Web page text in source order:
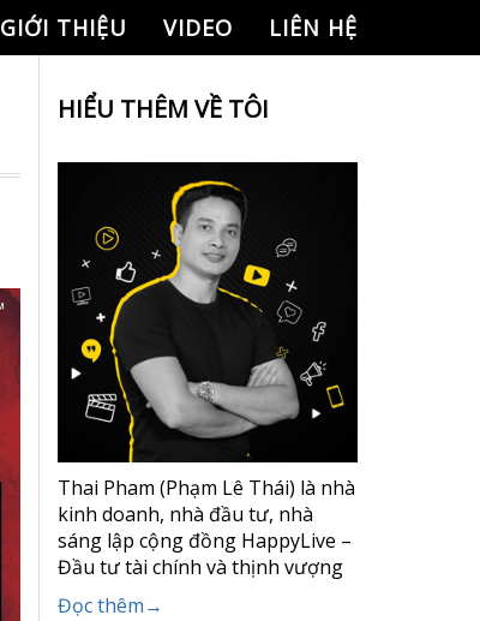
GIỚI THIỆU VIDEO LIÊN HỆ
HIỂU THÊM VỀ TÔI
Thai Pham (Phạm Lê Thái) là nhà
kinh doanh, nhà đầu tư, nhà
sáng lập cộng đồng HappyLive –
Đầu tư tài chính và thịnh vượng
Đọc thêm→